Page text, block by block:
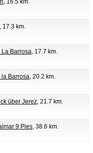
, 16.5 km.
, 17.3 km.
La Barrosa, 17.7 km.
la Barrosa, 20.2 km.
über Jerez, 21.7 km.
9 Pies, 38.6 km.